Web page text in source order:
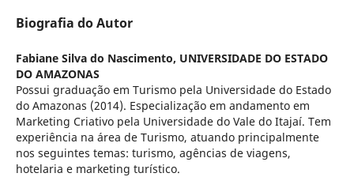
Biografia do Autor
Fabiane Silva do Nascimento, UNIVERSIDADE DO ESTADO
DO AMAZONAS
Possui graduação em Turismo pela Universidade do Estado
do Amazonas (2014). Especialização em andamento em
Marketing Criativo pela Universidade do Vale do Itajaí. Tem
experiência na área de Turismo, atuando principalmente
nos seguintes temas: turismo, agências de viagens,
hotelaria e marketing turístico.